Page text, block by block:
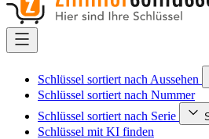
Schlüssel sortiert nach Aussehen
Schlüssel sortiert nach Nummer
Schlüssel sortiert nach Serie
Schlüssel mit KI finden